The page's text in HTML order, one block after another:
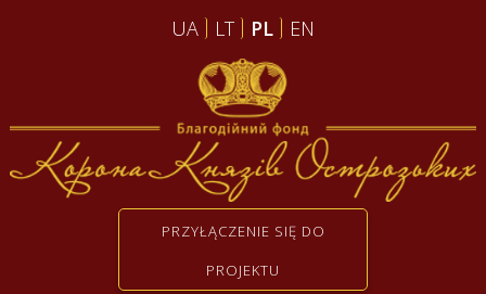
UA LT PL EN
PRZYŁĄCZENIE SIĘ DO
PROJEKTU